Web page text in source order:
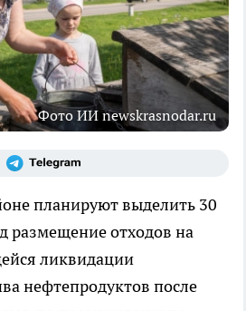
Фото ИИ newskrasnodar.ru
планируют выделить 30
размещение отходов на
ликвидации
нефтепродуктов после